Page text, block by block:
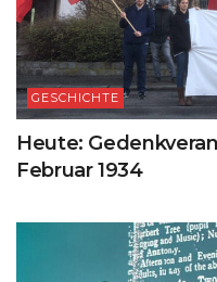
GESCHICHTE
Heute:
Februar 1934